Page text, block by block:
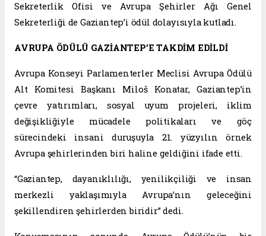
Sekreterlik Ofisi ve Avrupa Şehirler Ağı Genel
Sekreterliği de Gaziantep’i ödül dolayısıyla kutladı.
AVRUPA ÖDÜLÜ GAZİANTEP’E TAKDİM EDİLDİ
Avrupa Konseyi Parlamenterler Meclisi Avrupa Ödülü
Alt Komitesi Başkanı Miloš Konatar, Gaziantep’in
çevre yatırımları, sosyal uyum projeleri, iklim
değişikliğiyle mücadele politikaları ve göç
sürecindeki insani duruşuyla 21. yüzyılın örnek
Avrupa şehirlerinden biri haline geldiğini ifade etti.
“Gaziantep, dayanıklılığı, yenilikçiliği ve insan
merkezli yaklaşımıyla Avrupa’nın geleceğini
şekillendiren şehirlerden biridir” dedi.